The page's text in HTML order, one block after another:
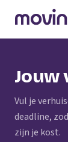
Jouw
Vul je
deadline,
zijn je kost.